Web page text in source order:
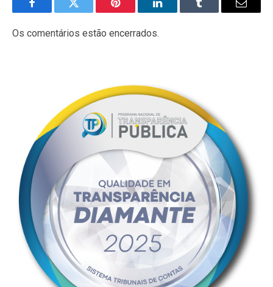
FacebookTwitter Pinterest LinkedInTumblr
E-
Os comentários estão encerrados.